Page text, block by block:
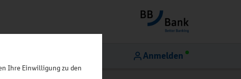
Anmelden
Ihre Einwilligung zu den